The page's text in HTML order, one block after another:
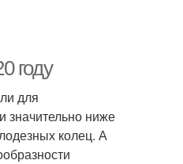
году
для
значительно ниже
колец. А